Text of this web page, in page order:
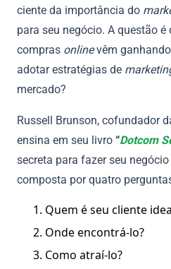
ciente da importância do
para seu negócio. A questão é
compras onlinevêm
adotar estratégias de
mercado?
Russell Brunson, cofundador
ensina em seu livro “Dotcom
secreta para fazer seu
composta por quatro
Quem é seu cliente
Onde encontrá-lo?
Como atraí-lo?